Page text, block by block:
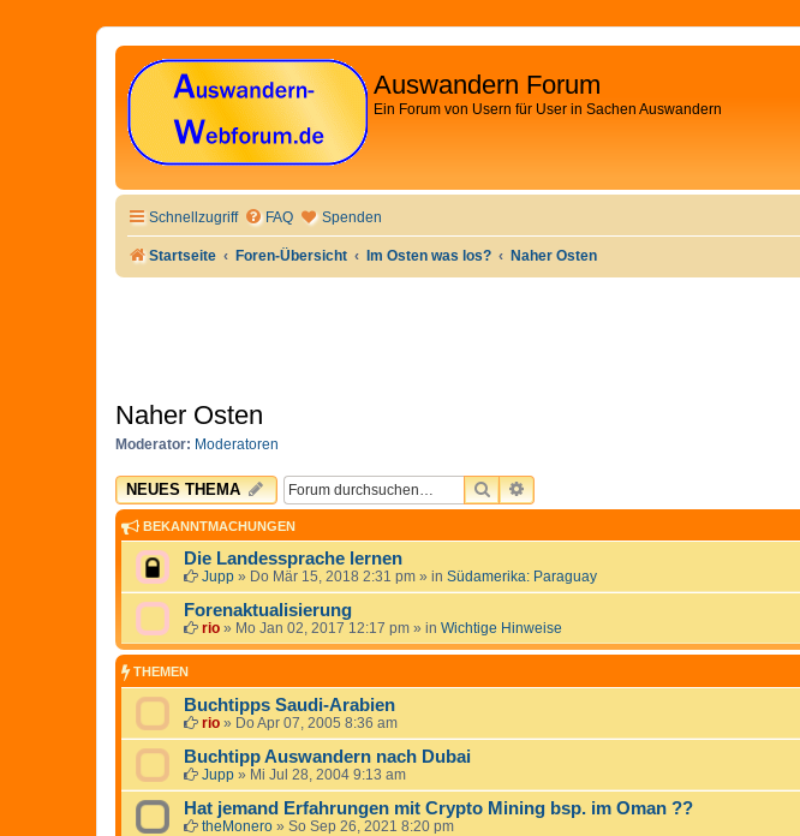
Auswandern Forum
Ein Forum von Usern für User in Sachen Auswandern
Schnellzugriff FAQ Spenden
Startseite Foren-Übersicht Im Osten was los? Naher Osten
Naher Osten
Moderator: Moderatoren
NEUES THEMA SUCHEERWEITERTE SUCHE
BEKANNTMACHUNGEN
Die Landessprache lernen
Jupp » Do Mär 15, 2018 2:31 pm » in Südamerika: Paraguay
Forenaktualisierung
rio » Mo Jan 02, 2017 12:17 pm » in Wichtige Hinweise
THEMEN
Buchtipps Saudi-Arabien
rio » Do Apr 07, 2005 8:36 am
Buchtipp Auswandern nach Dubai
Jupp » Mi Jul 28, 2004 9:13 am
Hat jemand Erfahrungen mit Crypto Mining bsp. im Oman ??
theMonero » So Sep 26, 2021 8:20 pm